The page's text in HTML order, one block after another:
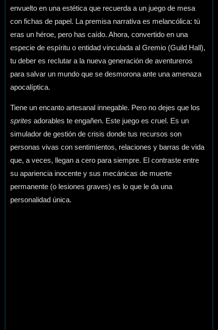
envuelto en una estética que recuerda a un juego de mesa
con fichas de papel. La premisa narrativa es melancólica: tú
eras un héroe, pero has caído. Ahora, convertido en una
especie de espíritu o entidad vinculada al Gremio (Guild Hall),
tu deber es reclutar a la nueva generación de aventureros
para salvar un mundo que se desmorona ante una amenaza
apocalíptica.
Tiene un encanto artesanal innegable. Pero no dejes que los
sprites adorables te engañen. Este juego es cruel. Es un
simulador de gestión de crisis donde tus recursos son
personas vivas con sentimientos, relaciones y barras de vida
que, a veces, llegan a cero para siempre. El contraste entre
su apariencia inocente y sus mecánicas de muerte
permanente (o lesiones graves) es lo que le da una
personalidad única.